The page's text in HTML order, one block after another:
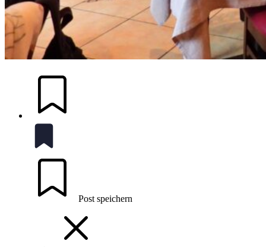
Post speichern